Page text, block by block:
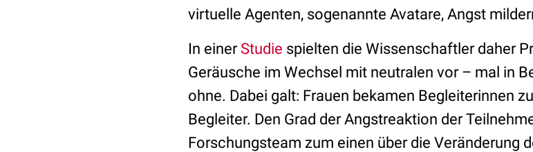
virtuelle Agenten, sogenannte Avatare, Angst
In einer Studie spielten die Wissenschaftler daher
Geräusche im Wechsel mit neutralen vor – mal in
ohne. Dabei galt: Frauen bekamen Begleiterinnen
Begleiter. Den Grad der Angstreaktion der
Forschungsteam zum einen über die Veränderung